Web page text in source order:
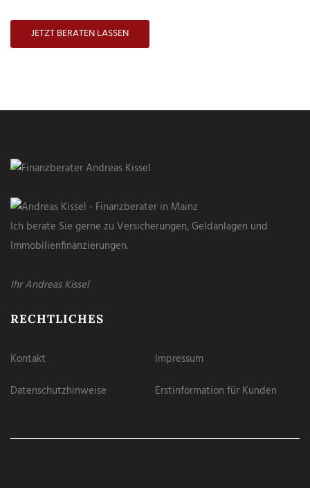
JETZT BERATEN LASSEN
Ich berate Sie gerne zu Versicherungen, Geldanlagen und
Immobilienfinanzierungen.
Ihr Andreas Kissel
RECHTLICHES
Kontakt
Impressum
Datenschutzhinweise
Erstinformation für Kunden